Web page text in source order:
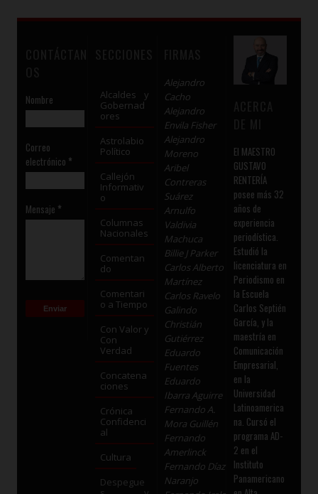
Nombre
Correo
electrónico *
Mensaje *
Alcaldes y
Gobernad
ores
Astrolabio
Político
Callejón
Informativ
o
Columnas
Nacionales
Comentan
do
Comentari
o a Tiempo
Con Valor y
Con
Verdad
Concatena
ciones
Crónica
Confidenci
al
Cultura
Despegue
Alejandro
Cacho
Alejandro
Envila Fisher
Alejandro
Moreno
Aribel
Contreras
Suárez
Arnulfo
Valdivia
Machuca
Billie J Parker
Carlos Alberto
Martínez
Carlos Ravelo
Galindo
Christián
Gutiérrez
Eduardo
Fuentes
Eduardo
Ibarra Aguirre
Fernando A.
Mora Guillén
Fernando
Amerlinck
Fernando Díaz
Naranjo
El MAESTRO
GUSTAVO
RENTERÍA
posee más 32
años de
experiencia
periodística.
Estudió la
licenciatura en
Periodismo en
la Escuela
Carlos Septién
García, y la
maestría en
Comunicación
Empresarial,
en la
Universidad
Latinoamerica
na. Cursó el
programa AD-
2 en el
Instituto
Panamericano